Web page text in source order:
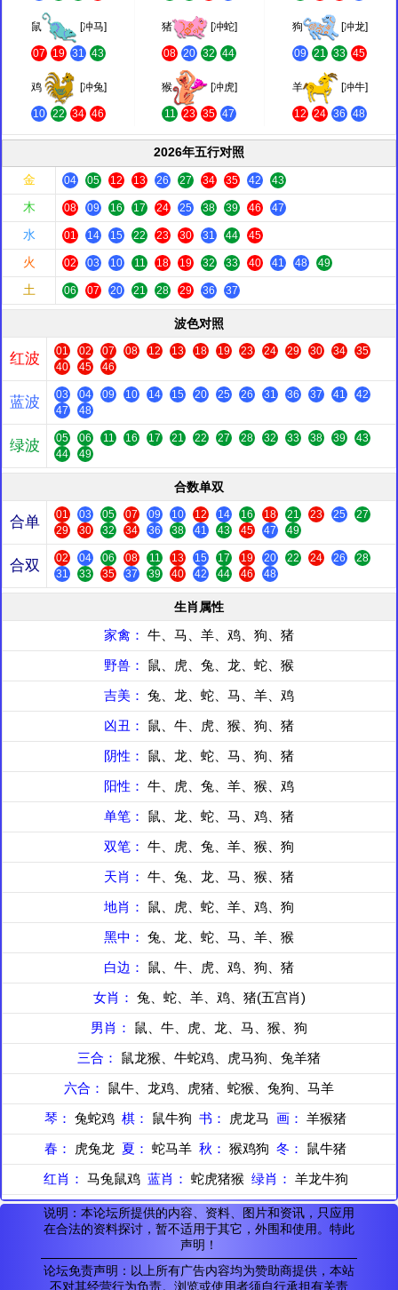
鼠 [冲马]
07 19 31 43
猪 [冲蛇]
08 20 32 44
狗 [冲龙]
09 21 33 45
鸡 [冲兔]
10 22 34 46
猴 [冲虎]
11 23 35 47
羊 [冲牛]
12 24 36 48
2026年五行对照
金
04 05 12 13 26 27 34 35 42 43
木 08 09 16 17 24 25 38 39 46 47
水 01 14 15 22 23 30 31 44 45
火 02 03 10 11 18 19 32 33 40 41 48 49
土 06 07 20 21 28 29 36 37
波色对照
红波 01 02 07 08 12 13 18 19 23 24 29 30 34
35
40
45 46
蓝波 03 04 09 10 14 15 20 25 26 31 36 37 41
42
47
48
绿波 05 06 11 16 17 21 22 27 28 32 33 38 39
43
44
49
合数单双
合单 01 03 05 07 09 10 12 14 16 18 21 23 25
27
29
30 32 34 36 38 41 43 45 47 49
合双 02 04 06 08 11 13 15 17 19 20 22 24 26
28
31
33 35 37 39 40 42 44 46 48
生肖属性
家禽： 牛、马、羊、鸡、狗、猪
野兽： 鼠、虎、兔、龙、蛇、猴
吉美： 兔、龙、蛇、马、羊、鸡
凶丑： 鼠、牛、虎、猴、狗、猪
阴性： 鼠、龙、蛇、马、狗、猪
阳性： 牛、虎、兔、羊、猴、鸡
单笔： 鼠、龙、蛇、马、鸡、猪
双笔： 牛、虎、兔、羊、猴、狗
天肖： 牛、兔、龙、马、猴、猪
地肖： 鼠、虎、蛇、羊、鸡、狗
黑中： 兔、龙、蛇、马、羊、猴
白边： 鼠、牛、虎、鸡、狗、猪
女肖： 兔、蛇、羊、鸡、猪(五宫肖)
男肖： 鼠、牛、虎、龙、马、猴、狗
三合： 鼠龙猴、牛蛇鸡、虎马狗、兔羊猪
六合： 鼠牛、龙鸡、虎猪、蛇猴、兔狗、马羊
琴： 兔蛇鸡 棋： 鼠牛狗 书： 虎龙马 画： 羊猴猪
春：
虎兔龙 夏： 蛇马羊 秋： 猴鸡狗 冬： 鼠牛猪
红肖： 马兔鼠鸡 蓝肖： 蛇虎猪猴 绿肖： 羊龙牛狗
说明：本论坛所提供的内容、资料、图片和资讯，只应用
在合法的资料探讨，暂不适用于其它，外围和使用。特此
声明！
论坛免责声明：以上所有广告内容均为赞助商提供，本站
不对其经营行为负责。浏览或使用者须自行承担有关责